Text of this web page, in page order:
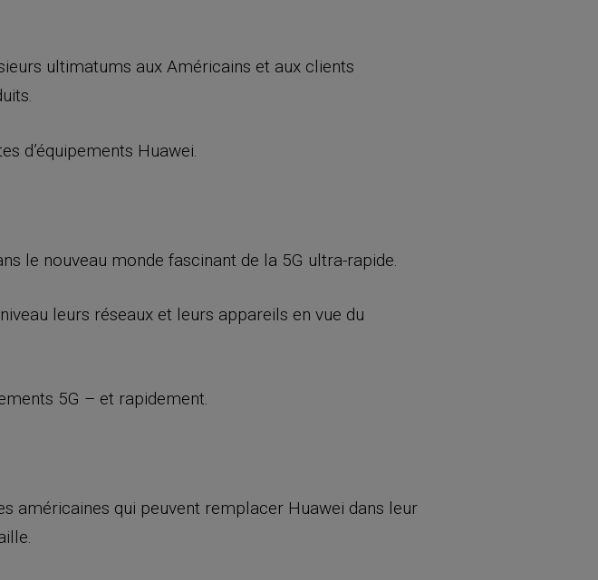
ultimatums aux Américains et aux clients
d’équipements Huawei.
le nouveau monde fascinant de la 5G ultra-rapide.
leurs réseaux et leurs appareils en vue du
5G – et rapidement.
américaines qui peuvent remplacer Huawei dans leur